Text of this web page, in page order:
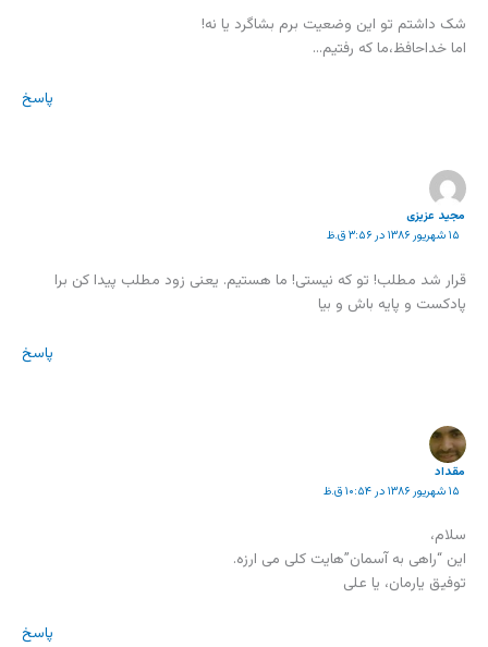
شک داشتم تو این وضعیت برم بشاگرد یا نه!
اما خداحافظ،ما که رفتیم…
پاسخ
مجید عزیزی
۱۵ شهریور ۱۳۸۶ در ۳:۵۶ ق.ظ
قرار شد مطلب! تو که نیستی! ما هستیم. یعنی زود مطلب پیدا کن برا
پادکست و پایه باش و بیا
پاسخ
مقداد
۱۵ شهریور ۱۳۸۶ در ۱۰:۵۴ ق.ظ
سلام،
این “راهی به آسمان”هایت کلی می ارزه.
توفیق یارمان، یا علی
پاسخ